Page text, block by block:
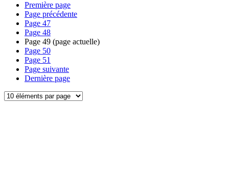
Première page
Page précédente
Page 47
Page 48
Page 49 (page actuelle)
Page 50
Page 51
Page suivante
Dernière page